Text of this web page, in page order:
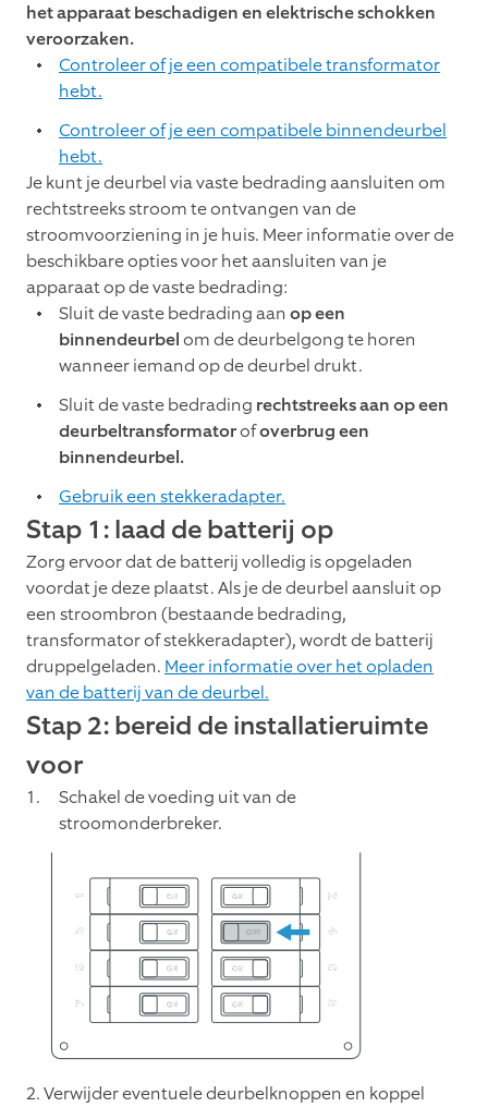
het apparaat beschadigen en elektrische schokken
veroorzaken.
Controleer of je een compatibele transformator
hebt.
Controleer of je een compatibele binnendeurbel
hebt.
Je kunt je deurbel via vaste bedrading aansluiten om
rechtstreeks stroom te ontvangen van de
stroomvoorziening in je huis. Meer informatie over de
beschikbare opties voor het aansluiten van je
apparaat op de vaste bedrading:
Sluit de vaste bedrading aan op een
binnendeurbelom de deurbelgong te horen
wanneer iemand op de deurbel drukt.
Sluit de vaste bedrading rechtstreeks aan op een
deurbeltransformatorofoverbrug een
binnendeurbel.
Gebruik een stekkeradapter.
Stap 1: laad de batterij op
Zorg ervoor dat de batterij volledig is opgeladen
voordat je deze plaatst. Als je de deurbel aansluit op
een stroombron (bestaande bedrading,
transformator of stekkeradapter), wordt de batterij
druppelgeladen. Meer informatie over het opladen
van de batterij van de deurbel.
Stap 2: bereid de installatieruimte
voor
Schakel de voeding uit van de
stroomonderbreker.
2. Verwijder eventuele deurbelknoppen en koppel